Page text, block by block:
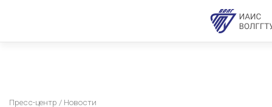
Пресс-центр / Новости